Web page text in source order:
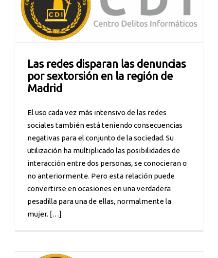
Las redes disparan las denuncias
por sextorsión en la región de
Madrid
El uso cada vez más intensivo de las redes
sociales también está teniendo consecuencias
negativas para el conjunto de la sociedad. Su
utilización ha multiplicado las posibilidades de
interacción entre dos personas, se conocieran o
no anteriormente. Pero esta relación puede
convertirse en ocasiones en una verdadera
pesadilla para una de ellas, normalmente la
mujer. […]